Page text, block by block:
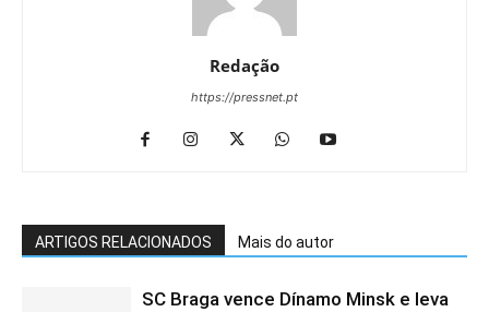
Redação
https://pressnet.pt
ARTIGOS RELACIONADOS Mais do autor
SC Braga vence Dínamo Minsk e leva